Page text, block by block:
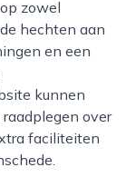
zowel
hechten aan
en een
kunnen
over
faciliteiten